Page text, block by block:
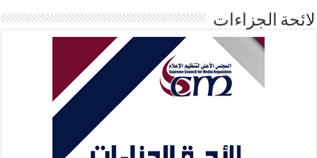
لائحة الجزاءات